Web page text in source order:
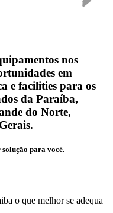
nos
em
e facilities para os
da Paraíba,
do Norte,
solução para você.
o que melhor se adequa